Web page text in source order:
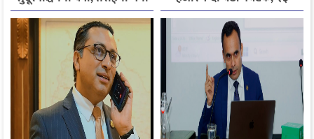
बढ्ने अनुमान
हजारले बढ्यो आगमन